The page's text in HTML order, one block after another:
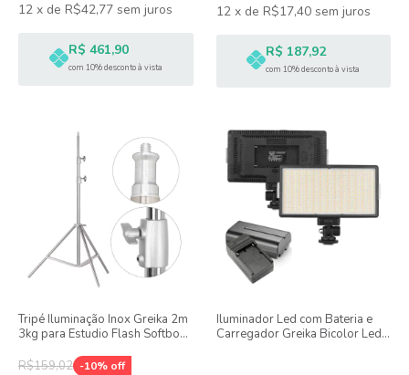
12 x de R$42,77 sem juros
R$ 461,90
com 10% desconto à vista
12 x de R$17,40 sem juros
R$ 187,92
com 10% desconto à vista
Tripé Iluminação Inox Greika 2m
3kg para Estudio Flash Softbox
R$159,02 -10% off
Iluminador Led com Bateria e
Carregador Greika Bicolor Led